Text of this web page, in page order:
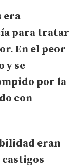
era
para tratar
En el peor
y se
por la
con
eran
castigos